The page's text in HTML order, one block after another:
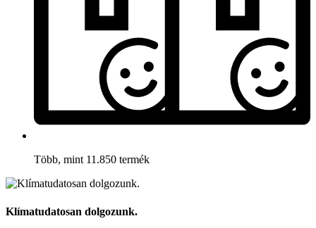
Több, mint 11.850 termék
Klímatudatosan dolgozunk.